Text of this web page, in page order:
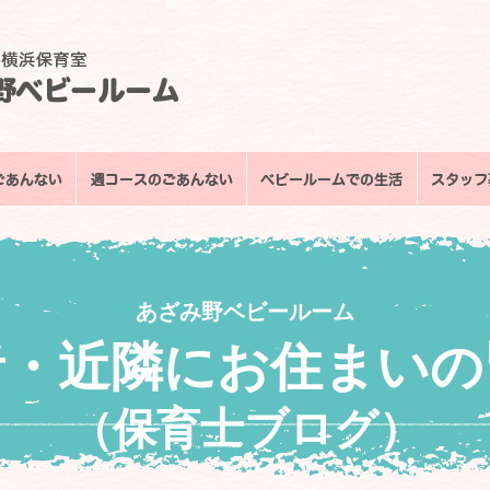
あざみ野ベビールーム
近隣にお住まい
（保育士ブログ）